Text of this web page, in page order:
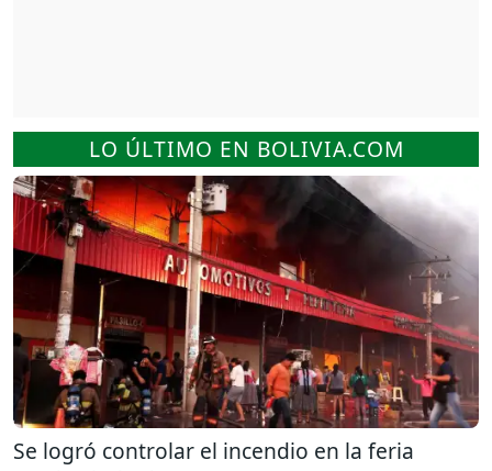
LO ÚLTIMO EN BOLIVIA.COM
Se logró controlar el incendio en la feria